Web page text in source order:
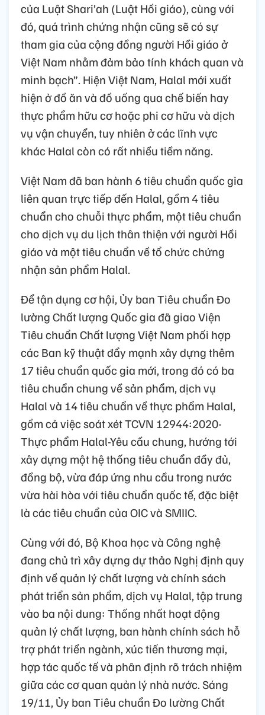
của Luật Shari’ah (Luật Hồi giáo), cùng với
đó, quá trình chứng nhận cũng sẽ có sự
tham gia của cộng đồng người Hồi giáo ở
Việt Nam nhằm đảm bảo tính khách quan và
minh bạch”. Hiện Việt Nam, Halal mới xuất
hiện ở đồ ăn và đồ uống qua chế biến hay
thực phẩm hữu cơ hoặc phi cơ hữu và dịch
vụ vận chuyển, tuy nhiên ở các lĩnh vực
khác Halal còn có rất nhiều tiềm năng.
Việt Nam đã ban hành 6 tiêu chuẩn quốc gia
liên quan trực tiếp đến Halal, gồm 4 tiêu
chuẩn cho chuỗi thực phẩm, một tiêu chuẩn
cho dịch vụ du lịch thân thiện với người Hồi
giáo và một tiêu chuẩn về tổ chức chứng
nhận sản phẩm Halal.
Để tận dụng cơ hội, Ủy ban Tiêu chuẩn Đo
lường Chất lượng Quốc gia đã giao Viện
Tiêu chuẩn Chất lượng Việt Nam phối hợp
các Ban kỹ thuật đẩy mạnh xây dựng thêm
17 tiêu chuẩn quốc gia mới, trong đó có ba
tiêu chuẩn chung về sản phẩm, dịch vụ
Halal và 14 tiêu chuẩn về thực phẩm Halal,
gồm cả việc soát xét TCVN 12944:2020-
Thực phẩm Halal-Yêu cầu chung, hướng tới
xây dựng một hệ thống tiêu chuẩn đầy đủ,
đồng bộ, vừa đáp ứng nhu cầu trong nước
vừa hài hòa với tiêu chuẩn quốc tế, đặc biệt
là các tiêu chuẩn của OIC và SMIIC.
Cùng với đó, Bộ Khoa học và Công nghệ
đang chủ trì xây dựng dự thảo Nghị định quy
định về quản lý chất lượng và chính sách
phát triển sản phẩm, dịch vụ Halal, tập trung
vào ba nội dung: Thống nhất hoạt động
quản lý chất lượng, ban hành chính sách hỗ
trợ phát triển ngành, xúc tiến thương mại,
hợp tác quốc tế và phân định rõ trách nhiệm
giữa các cơ quan quản lý nhà nước. Sáng
19/11, Ủy ban Tiêu chuẩn Đo lường Chất